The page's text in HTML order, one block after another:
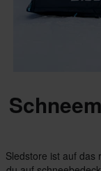
Sledstore ist auf das